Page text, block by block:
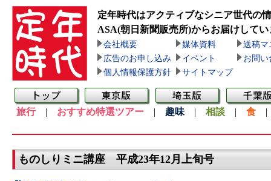
定年時代はアクティブなシニア世代の
ASA(朝日新聞販売所)からお届けしてい
会社概要 媒体資料
送稿マ
広告のお申し込み
イベント
お問い
個人情報保護方針
サイトマップ
旅行| おすすめ特選ツアー | 趣味 | 相談 | 食
ものしりミニ講座 平成23年12月上旬号